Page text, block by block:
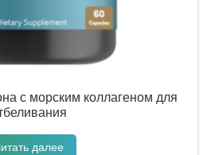
с морским коллагеном для
далее